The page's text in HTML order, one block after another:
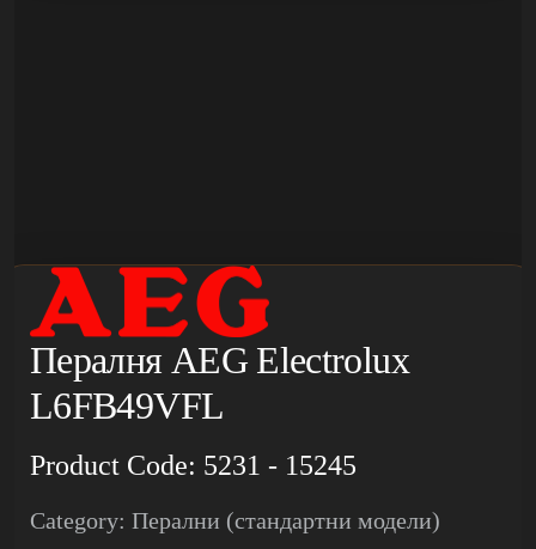
Пералня AEG Electrolux
L6FB49VFL
Product Code: 5231 - 15245
Category: Перални (стандартни модели)